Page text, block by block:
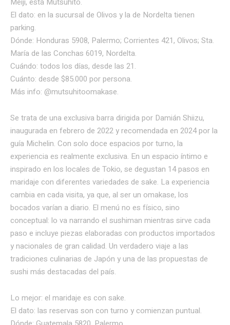
El dato: en la sucursal de Olivos y la de Nordelta tienen
parking.
Dónde: Honduras 5908, Palermo; Corrientes 421, Olivos; Sta.
María de las Conchas 6019, Nordelta.
Cuándo: todos los días, desde las 21.
Cuánto: desde $85.000 por persona.
Más info: @mutsuhitoomakase.
Se trata de una exclusiva barra dirigida por Damián Shiizu,
inaugurada en febrero de 2022 y recomendada en 2024 por la
guía Michelin. Con solo doce espacios por turno, la
experiencia es realmente exclusiva. En un espacio íntimo e
inspirado en los locales de Tokio, se degustan 14 pasos en
maridaje con diferentes variedades de sake. La experiencia
cambia en cada visita, ya que, al ser un omakase, los
bocados varían a diario. El menú no es físico, sino
conceptual: lo va narrando el sushiman mientras sirve cada
paso e incluye piezas elaboradas con productos importados
y nacionales de gran calidad. Un verdadero viaje a las
tradiciones culinarias de Japón y una de las propuestas de
sushi más destacadas del país.
Lo mejor: el maridaje es con sake.
El dato: las reservas son con turno y comienzan puntual.